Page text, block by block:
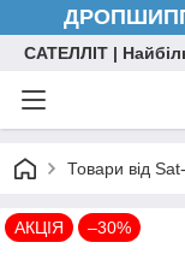
САТЕЛЛІТ |
Товари від
АКЦІЯ –30%